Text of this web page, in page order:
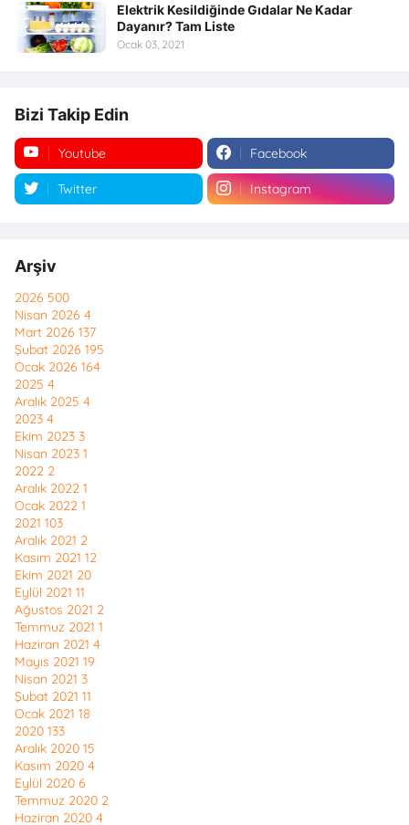
Elektrik Kesildiğinde Gıdalar Ne Kadar
Dayanır? Tam Liste
Ocak 03, 2021
Bizi Takip Edin
Youtube Facebook
Twitter Instagram
Arşiv
2026 500
Nisan 2026 4
Mart 2026 137
Şubat 2026 195
Ocak 2026 164
2025 4
Aralık 2025 4
2023 4
Ekim 2023 3
Nisan 2023 1
2022 2
Aralık 2022 1
Ocak 2022 1
2021 103
Aralık 2021 2
Kasım 2021 12
Ekim 2021 20
Eylül 2021 11
Ağustos 2021 2
Temmuz 2021 1
Haziran 2021 4
Mayıs 2021 19
Nisan 2021 3
Şubat 2021 11
Ocak 2021 18
2020 133
Aralık 2020 15
Kasım 2020 4
Eylül 2020 6
Temmuz 2020 2
Haziran 2020 4